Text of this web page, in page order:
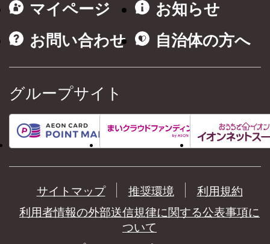
マイページ
お知らせ
お問い合わせ
自治体の方へ
グループサイト
サイトマップ 推奨環境
利用規約
利用者情報の外部送信規律に関する公表事項に
ついて